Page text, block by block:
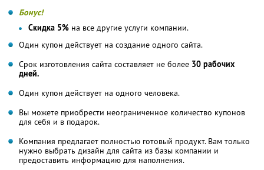
Бонус!
Скидка 5% на все другие услуги компании.
Один купон действует на создание одного сайта.
Срок изготовления сайта составляет не более 30 рабочих
дней.
Один купон действует на одного человека.
Вы можете приобрести неограниченное количество купонов
для себя и в подарок.
Компания предлагает полностью готовый продукт. Вам только
нужно выбрать дизайн для сайта из базы компании и
предоставить информацию для наполнения.